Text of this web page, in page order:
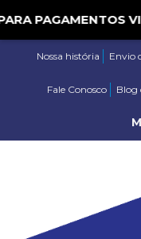
PARA
Nossa história Envio
Fale Conosco Blog